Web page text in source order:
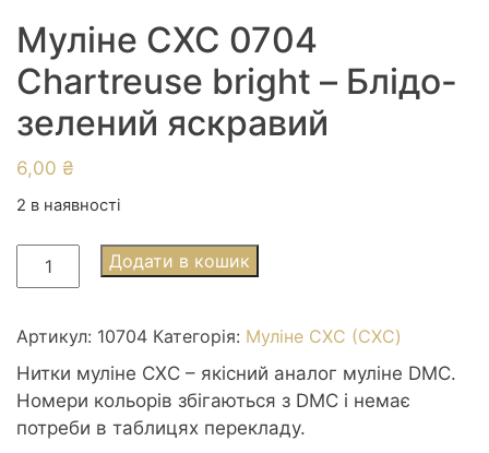
Муліне СХС 0704
Chartreuse bright – Блідо-
зелений яскравий
6,00 ₴
2 в наявності
Муліне
СХС
Chartreuse
bright
-
Блідо-
зелений
Додати в кошик
Артикул: 10704 Категорія: Муліне СХС (CXC)
Нитки муліне СХС – якісний аналог муліне DMC.
Номери кольорів збігаються з DMC і немає
потреби в таблицях перекладу.